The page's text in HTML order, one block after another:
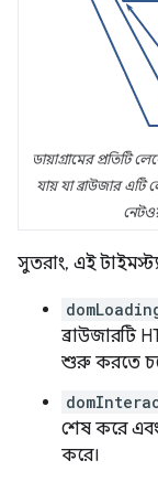
ডায়াগ্রামের প্রতিটি
যায় যা ব্রাউজার এটি
সুতরাং, এই
ব্রাউজারটি
শুরু করতে
শেষ করে এবং
করে।